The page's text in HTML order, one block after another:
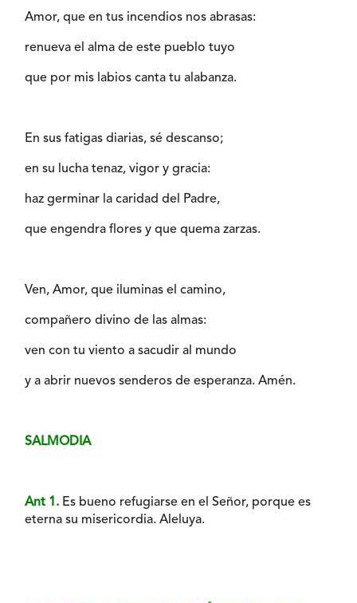
Amor, que en tus incendios nos abrasas:
renueva el alma de este pueblo tuyo
que por mis labios canta tu alabanza.
En sus fatigas diarias, sé descanso;
en su lucha tenaz, vigor y gracia:
haz germinar la caridad del Padre,
que engendra flores y que quema zarzas.
Ven, Amor, que iluminas el camino,
compañero divino de las almas:
ven con tu viento a sacudir al mundo
y a abrir nuevos senderos de esperanza. Amén.
SALMODIA
Ant 1. Es bueno refugiarse en el Señor, porque es
eterna su misericordia. Aleluya.